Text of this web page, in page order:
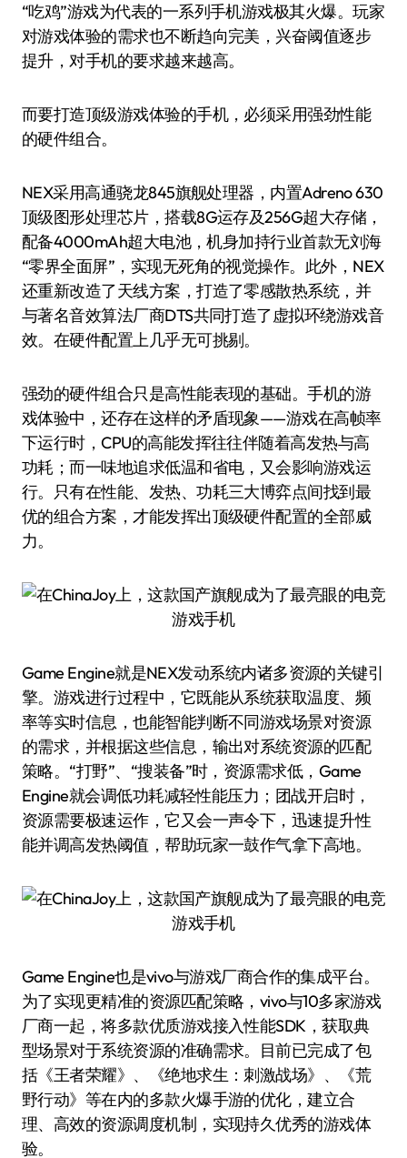
“吃鸡”游戏为代表的一系列手机游戏极其火爆。玩家
对游戏体验的需求也不断趋向完美，兴奋阈值逐步
提升，对手机的要求越来越高。
而要打造顶级游戏体验的手机，必须采用强劲性能
的硬件组合。
NEX采用高通骁龙845旗舰处理器，内置Adreno 630
顶级图形处理芯片，搭载8G运存及256G超大存储，
配备4000mAh超大电池，机身加持行业首款无刘海
“零界全面屏”，实现无死角的视觉操作。此外，NEX
还重新改造了天线方案，打造了零感散热系统，并
与著名音效算法厂商DTS共同打造了虚拟环绕游戏音
效。在硬件配置上几乎无可挑剔。
强劲的硬件组合只是高性能表现的基础。手机的游
戏体验中，还存在这样的矛盾现象——游戏在高帧率
下运行时，CPU的高能发挥往往伴随着高发热与高
功耗；而一味地追求低温和省电，又会影响游戏运
行。只有在性能、发热、功耗三大博弈点间找到最
优的组合方案，才能发挥出顶级硬件配置的全部威
力。
Game Engine就是NEX发动系统内诸多资源的关键引
擎。游戏进行过程中，它既能从系统获取温度、频
率等实时信息，也能智能判断不同游戏场景对资源
的需求，并根据这些信息，输出对系统资源的匹配
策略。“打野”、“搜装备”时，资源需求低，Game
Engine就会调低功耗减轻性能压力；团战开启时，
资源需要极速运作，它又会一声令下，迅速提升性
能并调高发热阈值，帮助玩家一鼓作气拿下高地。
Game Engine也是vivo与游戏厂商合作的集成平台。
为了实现更精准的资源匹配策略，vivo与10多家游戏
厂商一起，将多款优质游戏接入性能SDK，获取典
型场景对于系统资源的准确需求。目前已完成了包
括《王者荣耀》、《绝地求生：刺激战场》、《荒
野行动》等在内的多款火爆手游的优化，建立合
理、高效的资源调度机制，实现持久优秀的游戏体
验。